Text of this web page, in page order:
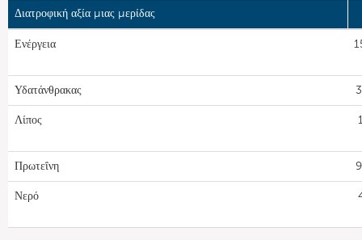
Διατροφική αξία μιας μερίδας
Ενέργεια
Υδατάνθρακας
Λίπος
Πρωτεΐνη
Νερό